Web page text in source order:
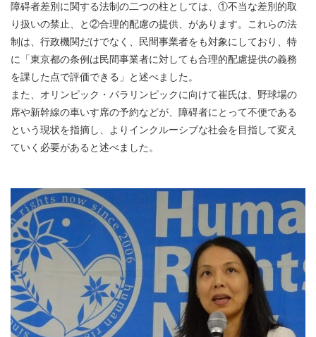
障碍者差別に関する法制の二つの柱としては、①不当な差別的取
り扱いの禁止、と②合理的配慮の提供、があります。これらの法
制は、行政機関だけでなく、民間事業者をも対象にしており、特
に「東京都の条例は民間事業者に対しても合理的配慮提供の義務
を課した点で評価できる」と述べました。
また、オリンピック・パラリンピックに向けて崔氏は、野球場の
席や新幹線の車いす席の予約などが、障碍者にとって不便である
という現状を指摘し、よりインクルーシブな社会を目指して変え
ていく必要があると述べました。